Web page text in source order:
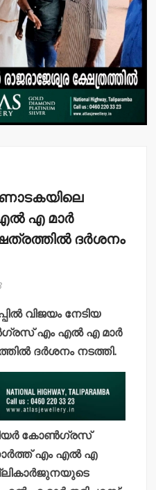
എ മാർ
ദർശനം
വിജയം നേടിയ
എം എൽ എ മാർ
ദർശനം നടത്തി.
കോൺഗ്രസ്‌
എം എൽ എ